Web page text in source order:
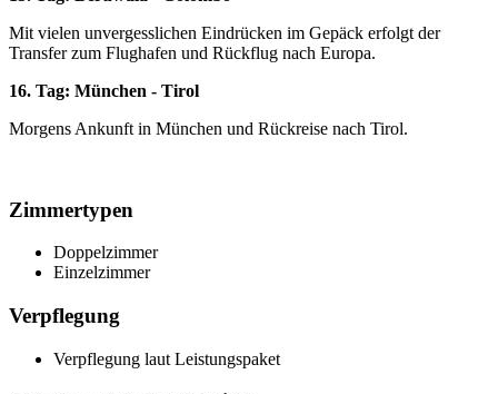
Mit vielen unvergesslichen Eindrücken im Gepäck erfolgt der
Transfer zum Flughafen und Rückflug nach Europa.
16. Tag: München - Tirol
Morgens Ankunft in München und Rückreise nach Tirol.
Zimmertypen
Doppelzimmer
Einzelzimmer
Verpflegung
Verpflegung laut Leistungspaket